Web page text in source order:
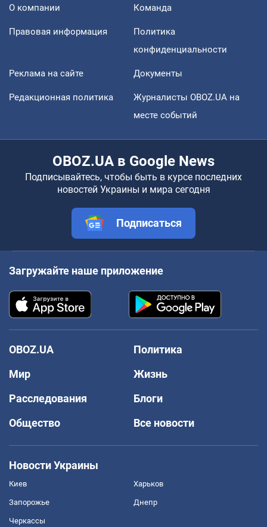
О компании Команда
Правовая информация
Политика
конфиденциальности
Реклама на сайте Документы
Редакционная политика
Журналисты OBOZ.UA на
месте событий
OBOZ.UA в Google News
Подписывайтесь, чтобы быть в курсе последних
новостей Украины и мира сегодня
Подписаться
Загружайте наше приложение
OBOZ.UA
Политика
Мир
Жизнь
Расследования
Блоги
Общество
Все новости
Новости Украины
Киев Харьков
Запорожье Днепр
Черкассы